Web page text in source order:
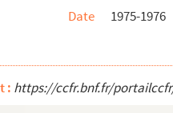
classement, momentanément
Date
1975-1976
: https://ccfr.bnf.fr/